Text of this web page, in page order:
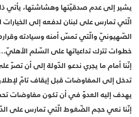
يشير إلى عدم صدقيّتها وهشاشتها، يأتي
الّتي تمارس على لبنان لدفعه إلى الخيارات
الصّهيونيّ والّتي تمسّ أمنه وسيادته وقراره
خطوات تترك تداعياتها على السّلم
إنّنا أمام ما يجري ندعو الدّولة إلى أن تصرّ
تدخل إلى المفاوضات قبل إيقاف تامّ
يهدف إليه العدوّ في أن تكون مفاوضات تحت
إنّنا نعي حجم الضّغوط الّتي تمارس على